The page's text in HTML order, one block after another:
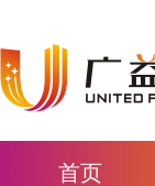
首页